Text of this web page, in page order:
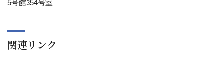
5号館354号室
関連リンク